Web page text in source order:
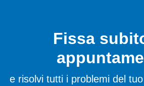
Fissa
e risolvi tutti i problemi del